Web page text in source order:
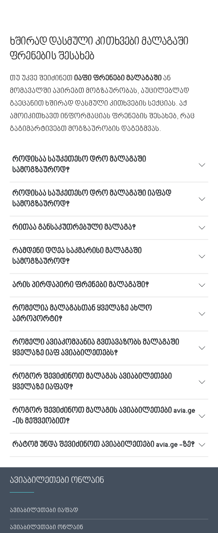
ხშირად დასმული კითხვები მალაგაში
ფრენების შესახებ
თუ უკვე შეიძინეთ იაფი ფრენები მალაგაში ან
მომავალში აპირებთ მოგზაურობას, აუცილებლად
გაეცანით ხშირად დასმული კითხვების სექციას. აქ
ამოიკითხავთ ინფორმაციას ფრენების შესახებ, რაც
გაგიმარტივებთ მოგზაურობის დაგეგმვას.
როდისაა საუკეთესო დრო მალაგაში
სამოგზაუროდ?
როდისაა საუკეთესო დრო მალაგაში იაფად
სამოგზაუროდ?
რითაა განსაკუთრებული მალაგა?
რამდენი დღეა საკმარისი მალაგაში
სამოგზაუროდ?
არის პირდაპირი ფრენები მალაგაში?
რომელია მალაგასთან ყველაზე ახლო
აეროპორტი?
რომელი ავიაკომპანია გვთავაზობს მალაგაში
ყველაზე იაფ ავიაბილეთებს?
როგორ შევიძინოთ მალაგას ავიაბილეთები
ყველაზე იაფად?
როგორ შევიძინოთ მალაგის ავიაბილეთები avia.ge
-ის მეშვეობით?
რატომ უნდა შევიძინოთ ავიაბილეთები avia.ge -ზე?
ავიაბილეთები ონლაინ
ავიაბილეთები იაფად
ავიაბილეთები ონლაინ